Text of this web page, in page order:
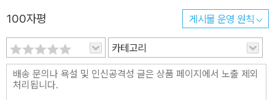
가 되었기 때문이지요. 영국 아마존 ‘학습 장애 교육’ 부문 베스트셀러
1위, 『이상한 아이 프랭키』! 프랭키가 전하는 ‘당당한 나로 사는
법’『남과 달라도 괜찮아』 프랭키의 두 번째 이야기 『남과 달라도 괜찮
아』는 프랭키가 자신이 가진 장애를 극복하고, 친구들의 괴롭힘과 방
해 공작을 이겨 내면서 당당히 자기만의 목소리를 찾아가는 과정을
100자평 게시물 운영 원칙
카테고리